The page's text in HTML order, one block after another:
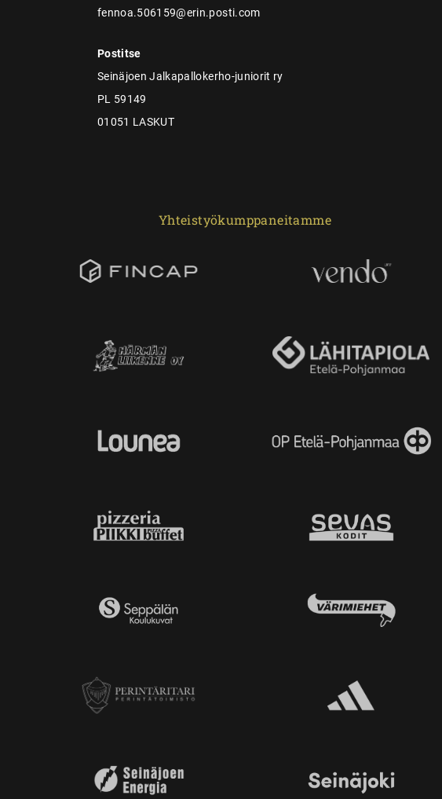
fennoa.506159@erin.posti.com
Postitse
Seinäjoen Jalkapallokerho-juniorit ry
PL 59149
01051 LASKUT
Yhteistyökumppaneitamme